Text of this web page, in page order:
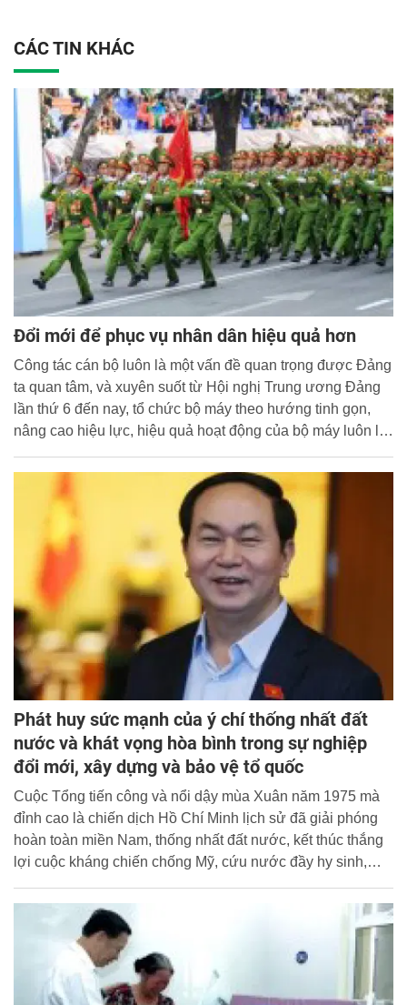
CÁC TIN KHÁC
Đổi mới để phục vụ nhân dân hiệu quả hơn
Công tác cán bộ luôn là một vấn đề quan trọng được Đảng
ta quan tâm, và xuyên suốt từ Hội nghị Trung ương Đảng
lần thứ 6 đến nay, tổ chức bộ máy theo hướng tinh gọn,
nâng cao hiệu lực, hiệu quả hoạt động của bộ máy luôn là
thực hiện.
Phát huy sức mạnh của ý chí thống nhất đất
nước và khát vọng hòa bình trong sự nghiệp
đổi mới, xây dựng và bảo vệ tổ quốc
Cuộc Tổng tiến công và nổi dậy mùa Xuân năm 1975 mà
đỉnh cao là chiến dịch Hồ Chí Minh lịch sử đã giải phóng
hoàn toàn miền Nam, thống nhất đất nước, kết thúc thắng
lợi cuộc kháng chiến chống Mỹ, cứu nước đầy hy sinh,